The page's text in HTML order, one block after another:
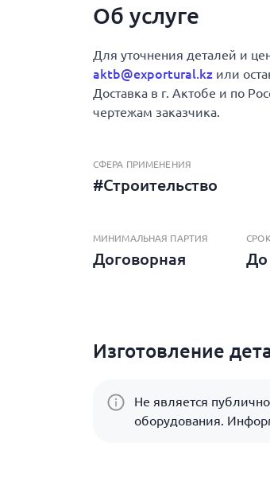
Об услуге
Для уточнения деталей и
aktb@exportural.kz или
Доставка в г. Актобе и по
чертежам заказчика.
СФЕРА ПРИМЕНЕНИЯ
#Строительство
МИНИМАЛЬНАЯ ПАРТИЯ
Договорная До
Изготовление
Не является
оборудования.